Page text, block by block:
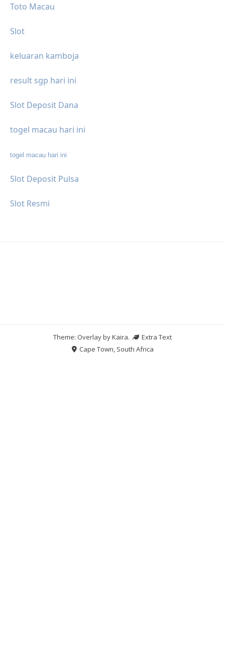
Toto Macau
Slot
keluaran kamboja
result sgp hari ini
Slot Deposit Dana
togel macau hari ini
togel macau hari ini
Slot Deposit Pulsa
Slot Resmi
Theme: Overlay byKaira.
Extra Text
Cape Town, South Africa